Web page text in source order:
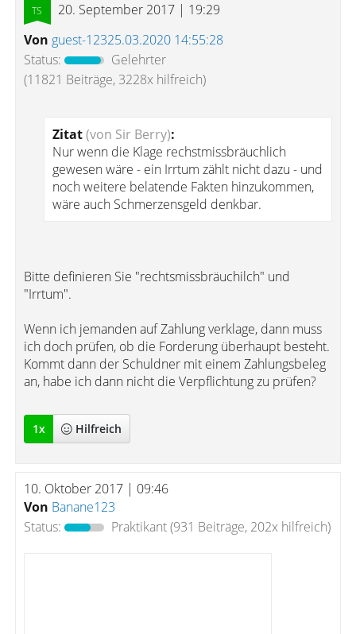
20. September 2017 | 19:29
Von guest-12325.03.2020 14:55:28
Status:
Gelehrter
(11821 Beiträge, 3228x hilfreich)
Zitat(von Sir Berry):
Nur wenn die Klage rechstmissbräuchlich
gewesen wäre - ein Irrtum zählt nicht dazu - und
noch weitere belatende Fakten hinzukommen,
wäre auch Schmerzensgeld denkbar.
Bitte definieren Sie "rechtsmissbräuchilch" und
"Irrtum".
Wenn ich jemanden auf Zahlung verklage, dann muss
ich doch prüfen, ob die Forderung überhaupt besteht.
Kommt dann der Schuldner mit einem Zahlungsbeleg
an, habe ich dann nicht die Verpflichtung zu prüfen?
1x Hilfreich
10. Oktober 2017 | 09:46
Von Banane123
Status:
Praktikant(931 Beiträge, 202x hilfreich)